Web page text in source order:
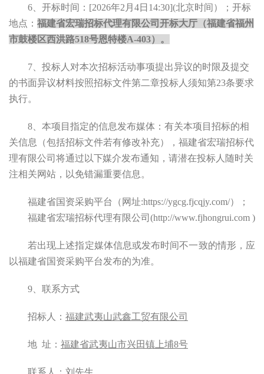
6 、开标时间： [2026年2 月 4日 14:30](北京时间）；开标
地点： 福建省宏瑞招标代理有限公司开标大厅（福建省福州
市鼓楼区西洪路518号恩特楼A-403）。
7 、投标人对本次招标活动事项提出异议的时限及提交
的书面异议材料按照招标文件第二章投标人须知第23条要求
执行。
8 本项目指定的信息发布媒体： 有关本项目招标的相
关信息
（包括招标文件若有修改补充） ， 福建省宏瑞招标代
理有限公司将通过以下媒介发布通知， 请潜在投标人随时关
注相关网站 ， 以免错漏重要信息。
福建省国资采购平台（网址:https://ygcg.fjcqjy.com/）；
福建省宏瑞招标代理有限公司 (http://www.fjhongrui.com )
若出现上述指定媒体信息或发布时间不一致的情形，应
以福建省国资采购平台发布的为准。
9 联系方式
招标人： 福建武夷山武鑫工贸有限公司
地 址： 福建省武夷山市兴田镇上埔8号
联系人： 刘先生